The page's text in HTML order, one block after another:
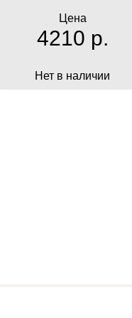
Цена
4210 р.
Нет в наличии